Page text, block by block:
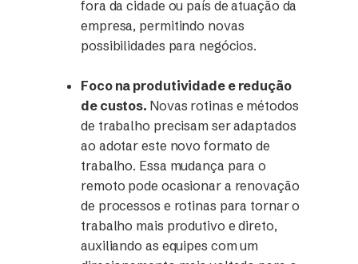
fora da cidade ou país de atuação da
empresa, permitindo novas
possibilidades para negócios.
Foco na produtividade e redução
de custos. Novas rotinas e métodos
de trabalho precisam ser adaptados
ao adotar este novo formato de
trabalho. Essa mudança para o
remoto pode ocasionar a renovação
de processos e rotinas para tornar o
trabalho mais produtivo e direto,
auxiliando as equipes com um